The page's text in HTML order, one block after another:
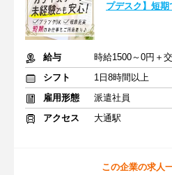
プデスク】短
給与
時給1500～0円＋
シフト
1日8時間以上
雇用形態
派遣社員
アクセス
大通駅
この企業の求人